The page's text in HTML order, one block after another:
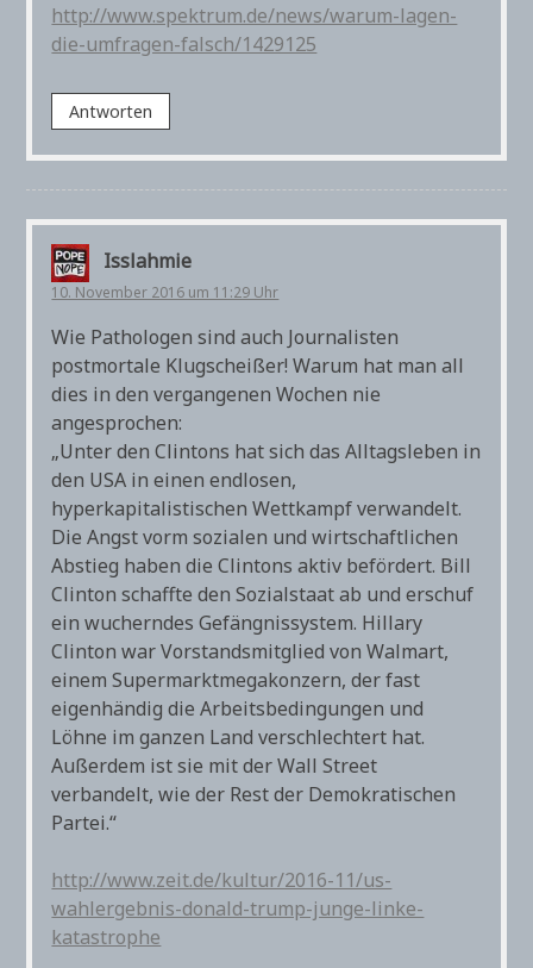
http://www.spektrum.de/news/warum-lagen-
die-umfragen-falsch/1429125
Antworten
Isslahmie
10. November 2016 um 11:29 Uhr
Wie Pathologen sind auch Journalisten
postmortale Klugscheißer! Warum hat man all
dies in den vergangenen Wochen nie
angesprochen:
„Unter den Clintons hat sich das Alltagsleben in
den USA in einen endlosen,
hyperkapitalistischen Wettkampf verwandelt.
Die Angst vorm sozialen und wirtschaftlichen
Abstieg haben die Clintons aktiv befördert. Bill
Clinton schaffte den Sozialstaat ab und erschuf
ein wucherndes Gefängnissystem. Hillary
Clinton war Vorstandsmitglied von Walmart,
einem Supermarktmegakonzern, der fast
eigenhändig die Arbeitsbedingungen und
Löhne im ganzen Land verschlechtert hat.
Außerdem ist sie mit der Wall Street
verbandelt, wie der Rest der Demokratischen
Partei.“
http://www.zeit.de/kultur/2016-11/us-
wahlergebnis-donald-trump-junge-linke-
katastrophe